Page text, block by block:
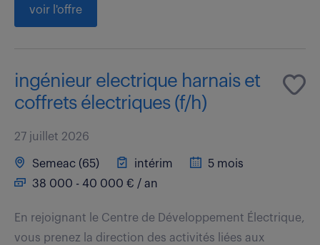
voir l'offre
ingénieur electrique harnais et
coffrets électriques (f/h)
27 juillet 2026
Semeac (65) intérim
5 mois
38 000 - 40 000 € / an
En rejoignant le Centre de Développement Électrique,
vous prenez la direction des activités liées aux